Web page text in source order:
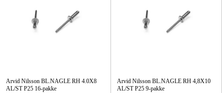
Arvid Nilsson BL.NAGLE RH 4.0X8
AL/ST P25 16-pakke
Arvid Nilsson BL.NAGLE RH 4,8X10
AL/ST P25 9-pakke